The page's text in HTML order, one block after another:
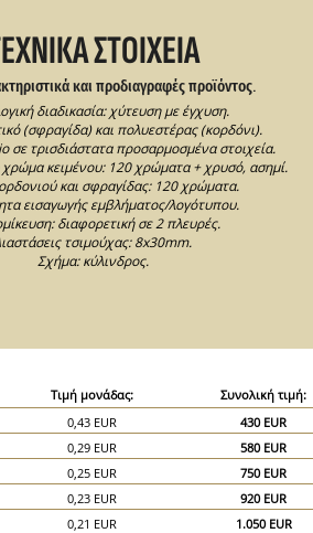
ΣΤΟΙΧΕΙΑ
και προδιαγραφές προϊόντος.
διαδικασία: χύτευση με έγχυση.
(σφραγίδα) και πολυεστέρας (κορδόνι).
σε τρισδιάστατα προσαρμοσμένα στοιχεία.
κειμένου: 120 χρώματα + χρυσό, ασημί.
και σφραγίδας: 120 χρώματα.
εισαγωγής εμβλήματος/λογότυπου.
διαφορετική σε 2 πλευρές.
τσιμούχας: 8x30mm.
Σχήμα: κύλινδρος.
Τιμή μονάδας:
Συνολική τιμή:
0,43 EUR
430 EUR
0,29 EUR
580 EUR
0,25 EUR
750 EUR
0,23 EUR
920 EUR
0,21 EUR
1.050 EUR